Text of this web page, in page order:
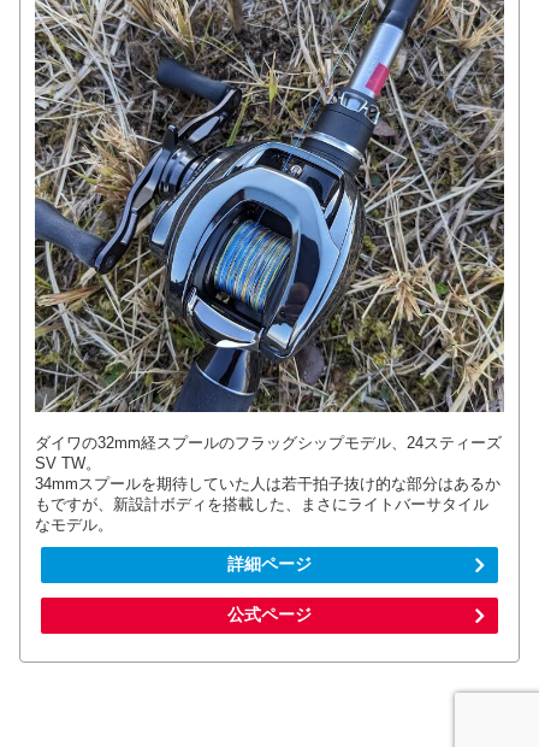
ダイワの32mm経スプールのフラッグシップモデル、24スティーズ
SV TW。
34mmスプールを期待していた人は若干拍子抜け的な部分はあるか
もですが、新設計ボディを搭載した、まさにライトバーサタイル
なモデル。
詳細ページ
公式ページ